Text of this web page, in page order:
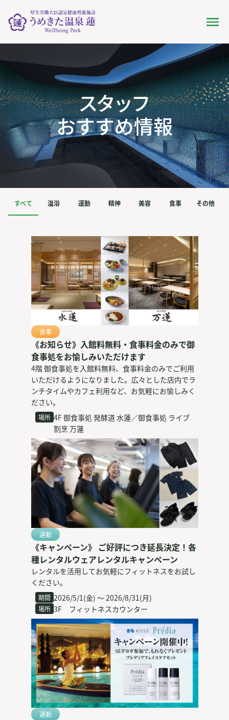
すべて 温浴 運動 精神 美容 食事 その他
食事
《お知らせ》入館料無料・食事料金のみで御
食事処をお愉しみいただけます
4階 御食事処を入館料無料、食事料金のみでご利用
いただけるようになりました。広々とした店内でラ
ンチタイムやカフェ利用など、お気軽にお愉しみく
ださい。
場所 4F 御食事処 発酵道 水蓮／御食事処 ライブ
割烹 万蓮
運動
《キャンペーン》 ご好評につき延長決定！各
種レンタルウェアレンタルキャンペーン
レンタルを活用してお気軽にフィットネスをお試し
ください。
期間 2026/5/1(金) 〜 2026/8/31(月)
場所 3F フィットネスカウンター
運動